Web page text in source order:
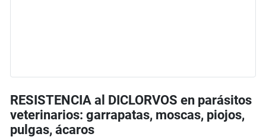
RESISTENCIA al DICLORVOS en parásitos
veterinarios: garrapatas, moscas, piojos,
pulgas, ácaros